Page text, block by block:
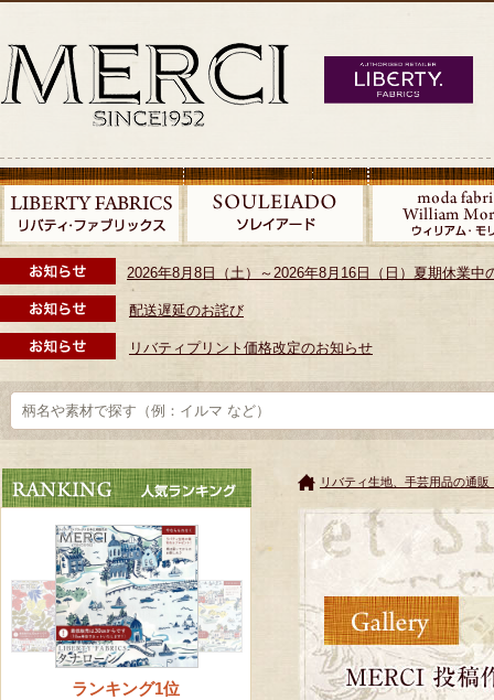
2026年8月8日（土）～2026年8月16日（日）夏期休業中
配送遅延のお詫び
リバティプリント価格改定のお知らせ
リバティ生地、手芸用品の通